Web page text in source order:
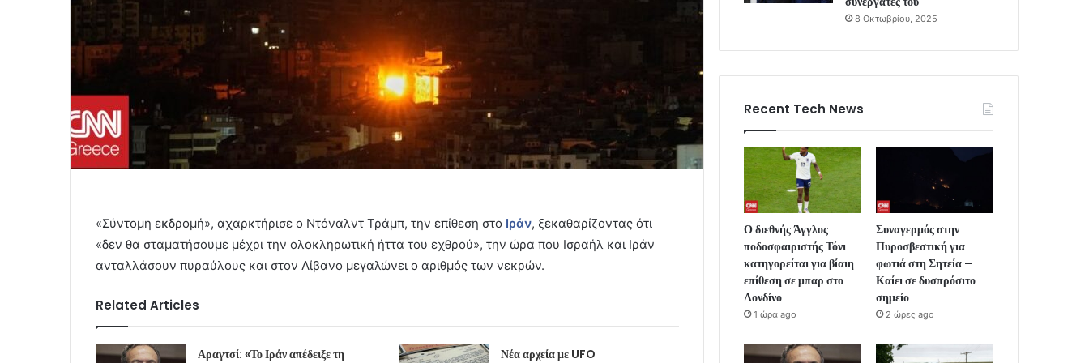
«Σύντομη εκδρομή», αχαρκτήρισε ο Ντόναλντ Τράμπ, την επίθεση στο Ιράν, ξεκαθαρίζοντας ότι
«δεν θα σταματήσουμε μέχρι την ολοκληρωτική ήττα του εχθρού», την ώρα που Ισραήλ και Ιράν
ανταλλάσουν πυραύλους και στον Λίβανο μεγαλώνει ο αριθμός των νεκρών.
Related Articles
Αραγτσί: «Το Ιράν απέδειξε τη Νέα αρχεία με UFO
8 Οκτωβρίου, 2025
Recent Tech News
Ο διεθνής Άγγλος
ποδοσφαιριστής Τόνι
κατηγορείται για βίαιη
επίθεση σε μπαρ στο
Λονδίνο
1 ώρα ago
Συναγερμός στην
Πυροσβεστική για
φωτιά στη Σητεία –
Καίει σε δυσπρόσιτο
σημείο
2 ώρες ago